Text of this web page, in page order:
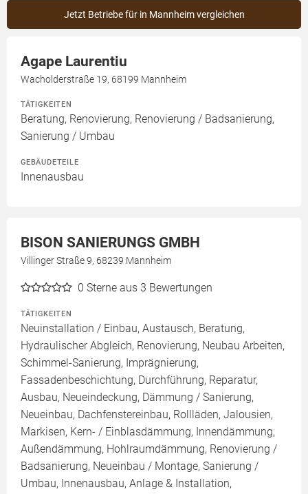
Jetzt Betriebe für in Mannheim vergleichen
Agape Laurentiu
Wacholderstraße 19, 68199 Mannheim
TÄTIGKEITEN
Beratung, Renovierung, Renovierung / Badsanierung,
Sanierung / Umbau
GEBÄUDETEILE
Innenausbau
BISON SANIERUNGS GMBH
Villinger Straße 9, 68239 Mannheim
0 Sterne aus 3 Bewertungen
TÄTIGKEITEN
Neuinstallation / Einbau, Austausch, Beratung,
Hydraulischer Abgleich, Renovierung, Neubau Arbeiten,
Schimmel-Sanierung, Imprägnierung,
Fassadenbeschichtung, Durchführung, Reparatur,
Ausbau, Neueindeckung, Dämmung / Sanierung,
Neueinbau, Dachfenstereinbau, Rollläden, Jalousien,
Markisen, Kern- / Einblasdämmung, Innendämmung,
Außendämmung, Hohlraumdämmung, Renovierung /
Badsanierung, Neueinbau / Montage, Sanierung /
Umbau, Innenausbau, Anlage & Installation,